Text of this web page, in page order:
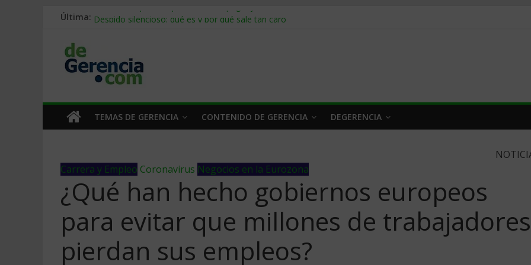
Última: Stablecoins para empresas: cómo pagar y cobrar en 2026
Trabajo forzoso en la cadena de suministro: qué hacer
Mercado hispano de EE. UU.: cómo segmentarlo y venderle
TEMAS DE GERENCIA CONTENIDO DE GERENCIA DEGERENCIA
Carrera y Empleo Coronavirus Negocios en la Eurozona
¿Qué han hecho gobiernos europeos
para evitar que millones de trabajadores
pierdan sus empleos?